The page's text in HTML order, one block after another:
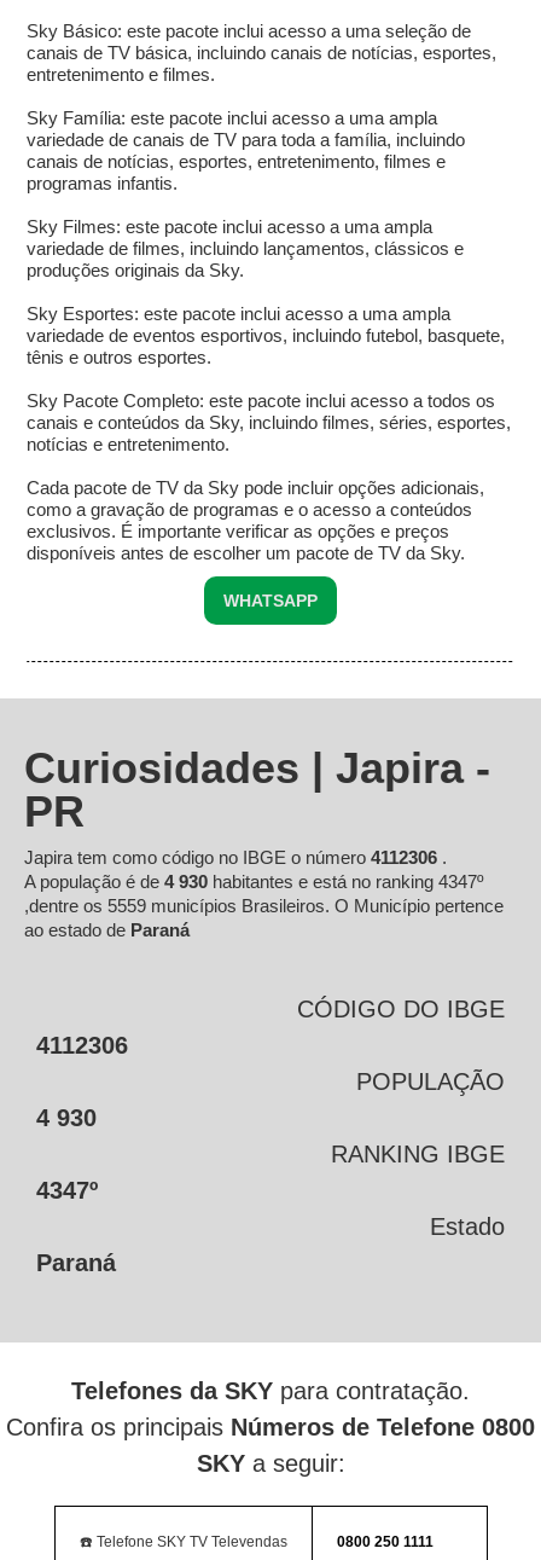
Sky Básico: este pacote inclui acesso a uma seleção de
canais de TV básica, incluindo canais de notícias, esportes,
entretenimento e filmes.
Sky Família: este pacote inclui acesso a uma ampla
variedade de canais de TV para toda a família, incluindo
canais de notícias, esportes, entretenimento, filmes e
programas infantis.
Sky Filmes: este pacote inclui acesso a uma ampla
variedade de filmes, incluindo lançamentos, clássicos e
produções originais da Sky.
Sky Esportes: este pacote inclui acesso a uma ampla
variedade de eventos esportivos, incluindo futebol, basquete,
tênis e outros esportes.
Sky Pacote Completo: este pacote inclui acesso a todos os
canais e conteúdos da Sky, incluindo filmes, séries, esportes,
notícias e entretenimento.
Cada pacote de TV da Sky pode incluir opções adicionais,
como a gravação de programas e o acesso a conteúdos
exclusivos. É importante verificar as opções e preços
disponíveis antes de escolher um pacote de TV da Sky.
WHATSAPP
Curiosidades | Japira -
PR
Japira tem como código no IBGE o número 4112306 .
A população é de 4 930 habitantes e está no ranking 4347º
,dentre os 5559 municípios Brasileiros. O Município pertence
ao estado de Paraná
CÓDIGO DO IBGE
4112306
POPULAÇÃO
4 930
RANKING IBGE
4347º
Estado
Paraná
Telefones da SKY para contratação.
Confira os principais Números de Telefone 0800
SKYa seguir:
☎️ Telefone SKY TV Televendas 0800 250 1111